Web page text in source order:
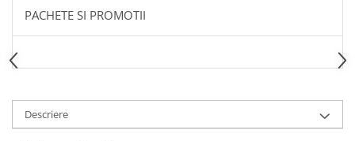
PACHETE SI PROMOTII
Descriere